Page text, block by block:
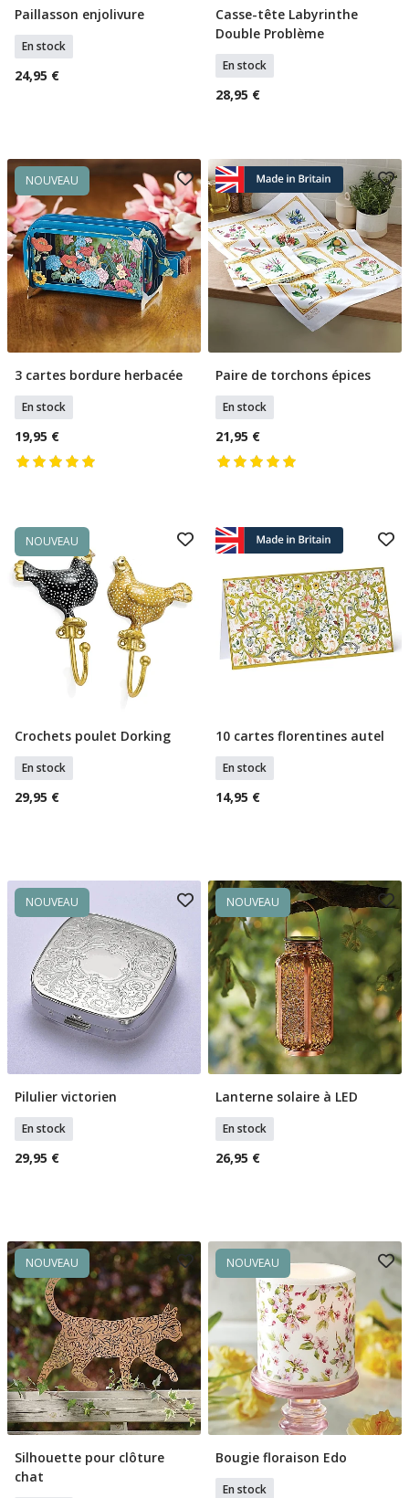
Ajouter Au Panier
Paillasson enjolivure
En stock
24,95 €
Ajouter Au Panier
Casse-tête Labyrinthe
Double Problème
En stock
28,95 €
NOUVEAU
Ajouter Au Panier
3 cartes bordure herbacée
En stock
19,95 €
Ajouter Au Panier
Paire de torchons épices
En stock
21,95 €
NOUVEAU
Ajouter Au Panier
Crochets poulet Dorking
En stock
29,95 €
Ajouter Au Panier
10 cartes florentines autel
En stock
14,95 €
NOUVEAU
Ajouter Au Panier
Pilulier victorien
En stock
29,95 €
NOUVEAU
Ajouter Au Panier
Lanterne solaire à LED
En stock
26,95 €
NOUVEAU
Ajouter Au Panier
Silhouette pour clôture
chat
NOUVEAU
Ajouter Au Panier
Bougie floraison Edo
En stock